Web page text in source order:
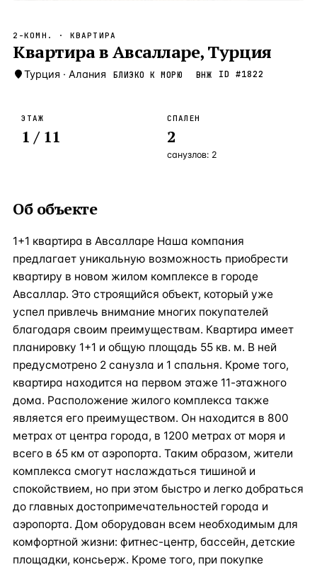
Новороссийск — Локация
Стамбул —Локация Турция · 2
ЧАСТО ИЩУТ
2-КОМН. · КВАРТИРА
Квартира в Авсалларе, Турция
Турция · Алания БЛИЗКО К МОРЮ ВНЖ ID #1822
ЭТАЖ
1 / 11
СПАЛЕН
2
санузлов: 2
Об объекте
1+1 квартира в Авсалларе Наша компания
предлагает уникальную возможность приобрести
квартиру в новом жилом комплексе в городе
Авсаллар. Это строящийся объект, который уже
успел привлечь внимание многих покупателей
благодаря своим преимуществам. Квартира имеет
планировку 1+1 и общую площадь 55 кв. м. В ней
предусмотрено 2 санузла и 1 спальня. Кроме того,
квартира находится на первом этаже 11-этажного
дома. Расположение жилого комплекса также
является его преимуществом. Он находится в 800
метрах от центра города, в 1200 метрах от моря и
всего в 65 км от аэропорта. Таким образом, жители
комплекса смогут наслаждаться тишиной и
спокойствием, но при этом быстро и легко добраться
до главных достопримечательностей города и
аэропорта. Дом оборудован всем необходимым для
комфортной жизни: фитнес-центр, бассейн, детские
площадки, консьерж. Кроме того, при покупке